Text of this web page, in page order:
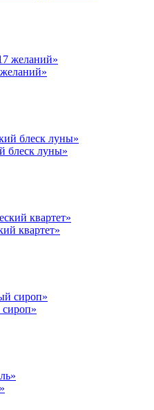
блеск луны»
квартет»